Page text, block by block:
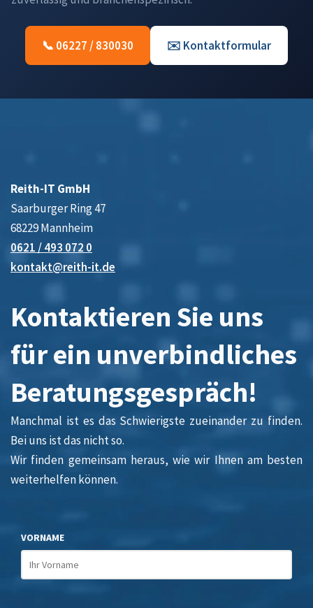
📞 06227 / 830030 ✉️ Kontaktformular
Reith-IT GmbH
Saarburger Ring 47
68229 Mannheim
0621 / 493 072 0
kontakt@reith-it.de
Kontaktieren Sie uns
für ein unverbindliches
Beratungsgespräch!
Manchmal ist es das Schwierigste zueinander zu finden.
Bei uns ist das nicht so.
Wir finden gemeinsam heraus, wie wir Ihnen am besten
weiterhelfen können.
VORNAME